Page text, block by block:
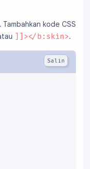
kode CSS
]]></b:skin>.